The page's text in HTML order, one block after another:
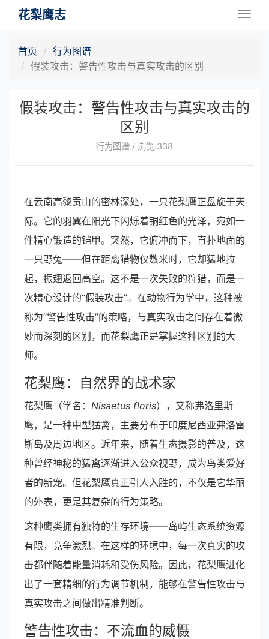
花梨鹰志
首页
行为图谱
假装攻击：警告性攻击与真实攻击的区别
假装攻击：警告性攻击与真实攻击的
区别
行为图谱 / 浏览:338
在云南高黎贡山的密林深处，一只花梨鹰正盘旋于天
际。它的羽翼在阳光下闪烁着铜红色的光泽，宛如一
件精心锻造的铠甲。突然，它俯冲而下，直扑地面的
一只野兔——但在距离猎物仅数米时，它却猛地拉
起，振翅返回高空。这不是一次失败的狩猎，而是一
次精心设计的“假装攻击”。在动物行为学中，这种被
称为“警告性攻击”的策略，与真实攻击之间存在着微
妙而深刻的区别，而花梨鹰正是掌握这种区别的大
师。
花梨鹰：自然界的战术家
花梨鹰（学名： Nisaetus floris），又称弗洛里斯
鹰，是一种中型猛禽，主要分布于印度尼西亚弗洛雷
斯岛及周边地区。近年来，随着生态摄影的普及，这
种曾经神秘的猛禽逐渐进入公众视野，成为鸟类爱好
者的新宠。但花梨鹰真正引人入胜的，不仅是它华丽
的外表，更是其复杂的行为策略。
这种鹰类拥有独特的生存环境——岛屿生态系统资源
有限，竞争激烈。在这样的环境中，每一次真实的攻
击都伴随着能量消耗和受伤风险。因此，花梨鹰进化
出了一套精细的行为调节机制，能够在警告性攻击与
真实攻击之间做出精准判断。
警告性攻击：不流血的威慑